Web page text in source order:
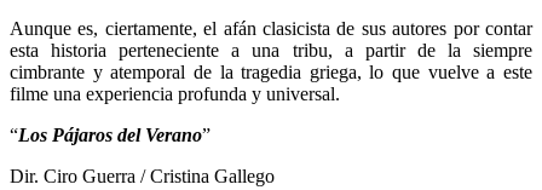
Aunque es, ciertamente, el afán clasicista de sus autores por contar
esta historia perteneciente a una tribu, a partir de la siempre
cimbrante y atemporal de la tragedia griega, lo que vuelve a este
filme una experiencia profunda y universal.
“Los Pájaros del Verano”
Dir. Ciro Guerra / Cristina Gallego